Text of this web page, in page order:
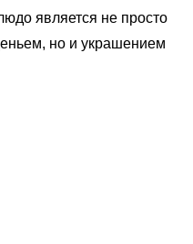
является не просто
но и украшением